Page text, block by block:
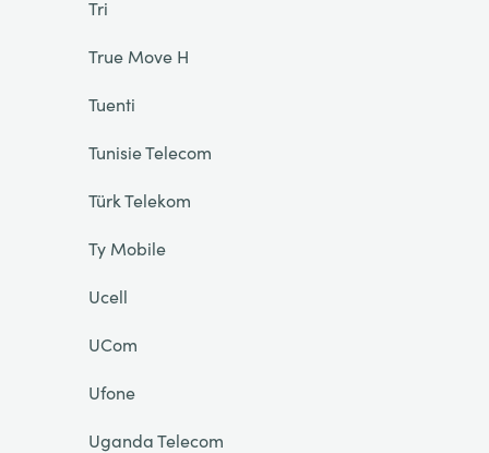
Tri
True Move H
Tuenti
Tunisie Telecom
Türk Telekom
Ty Mobile
Ucell
UCom
Ufone
Uganda Telecom